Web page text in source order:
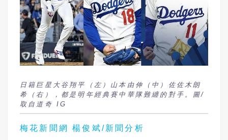
日籍巨星大谷翔平（左）山本由伸（中）佐佐木朗
希（右），都是明年經典賽中華隊難纏的對手。圖/
取自道奇 IG
梅花新聞網 楊俊斌/新聞分析